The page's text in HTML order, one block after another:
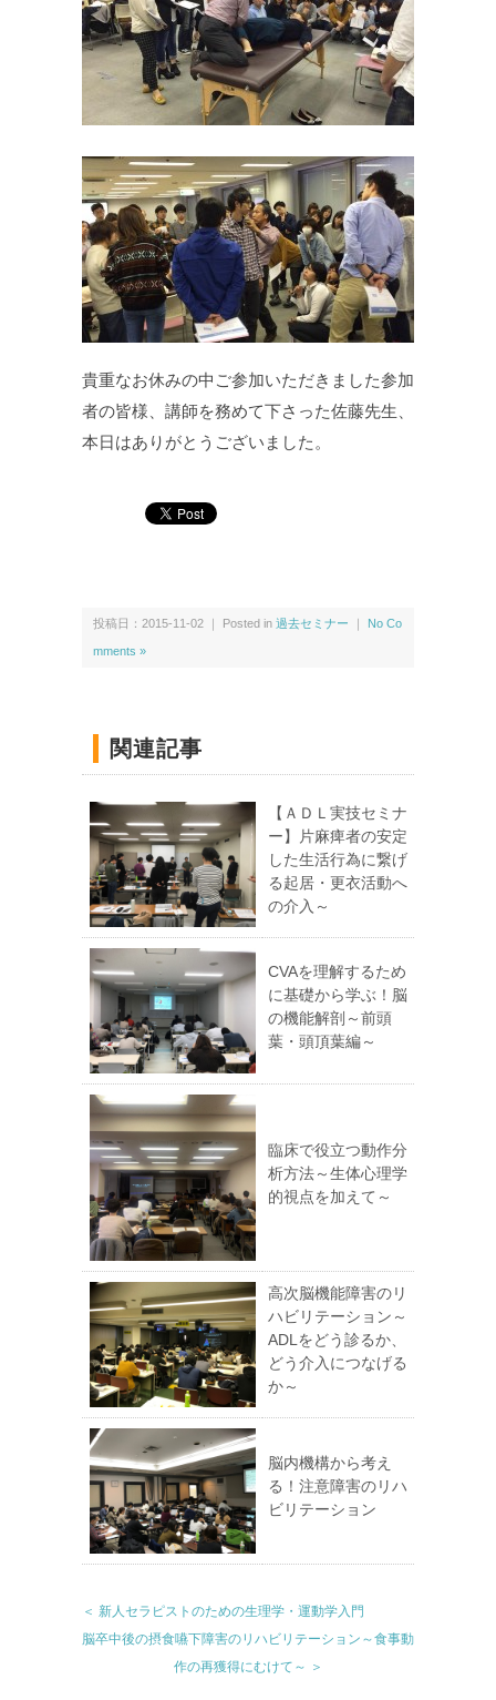
貴重なお休みの中ご参加いただきました参加
者の皆様、講師を務めて下さった佐藤先生、
本日はありがとうございました。
投稿日：2015-11-02 ｜ Posted in 過去セミナー ｜ No Co
mments »
関連記事
【ＡＤＬ実技セミナ
ー】片麻痺者の安定
した生活行為に繋げ
る起居・更衣活動へ
の介入～
CVAを理解するため
に基礎から学ぶ！脳
の機能解剖～前頭
葉・頭頂葉編～
臨床で役立つ動作分
析方法～生体心理学
的視点を加えて～
高次脳機能障害のリ
ハビリテーション～
ADLをどう診るか、
どう介入につなげる
か～
脳内機構から考え
る！注意障害のリハ
ビリテーション
＜ 新人セラピストのための生理学・運動学入門
脳卒中後の摂食嚥下障害のリハビリテーション～食事動
作の再獲得にむけて～ ＞